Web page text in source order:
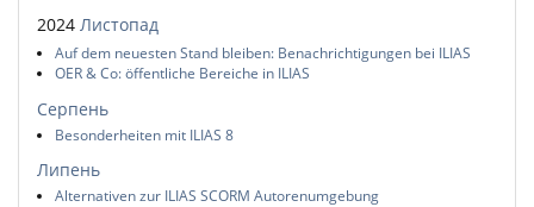
2024 Листопад
Auf dem neuesten Stand bleiben: Benachrichtigungen bei ILIAS
OER & Co: öffentliche Bereiche in ILIAS
Серпень
Besonderheiten mit ILIAS 8
Липень
Alternativen zur ILIAS SCORM Autorenumgebung